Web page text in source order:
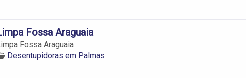
Fossa Araguaia
Fossa Araguaia
Desentupidoras em Palmas